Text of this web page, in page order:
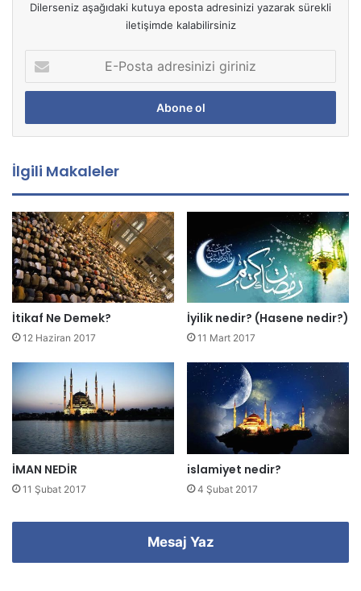
Dilerseniz aşağıdaki kutuya eposta adresinizi yazarak sürekli
iletişimde kalabilirsiniz
P
s
a
d
r
e
s
i
n
i
z
g
i
i
n
İlgili Makaleler
İtikaf Ne Demek?
12 Haziran 2017
İyilik nedir? (Hasene nedir?)
11 Mart 2017
İMAN NEDİR
11 Şubat 2017
islamiyet nedir?
4 Şubat 2017
Mesaj Yaz